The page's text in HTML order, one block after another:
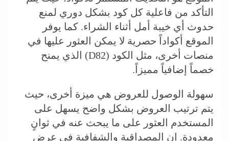
التأكد من فاعلية كل كود بشكل دوري لمنع
حدوث أي خيبة أمل أثناء الشراء. كما يوفر
الموقع أكواداً حصرية لا يمكن العثور عليها في
منصات أخرى، مثل الكود (D82) الذي يمنح
خصماً إضافياً مميزاً.
سهولة الوصول للعروض هي ميزة أخرى، حيث
يتم ترتيب العروض بشكل واضح يسهل على
المستخدم العثور على ما يبحث عنه في ثوانٍ
معدودة. إن المصداقية والشفافية في عرض